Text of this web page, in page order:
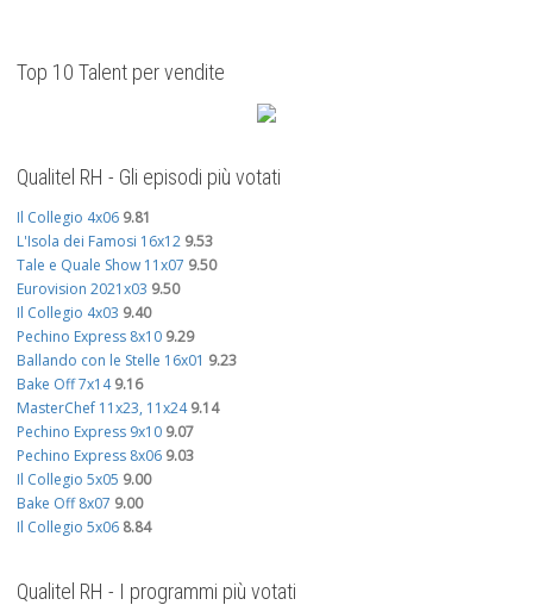
Top 10 Talent per vendite
Qualitel RH - Gli episodi più votati
Il Collegio 4x06 9.81
L'Isola dei Famosi 16x12 9.53
Tale e Quale Show 11x07 9.50
Eurovision 2021x03 9.50
Il Collegio 4x03 9.40
Pechino Express 8x10 9.29
Ballando con le Stelle 16x01 9.23
Bake Off 7x14 9.16
MasterChef 11x23, 11x24 9.14
Pechino Express 9x10 9.07
Pechino Express 8x06 9.03
Il Collegio 5x05 9.00
Bake Off 8x07 9.00
Il Collegio 5x06 8.84
Qualitel RH - I programmi più votati